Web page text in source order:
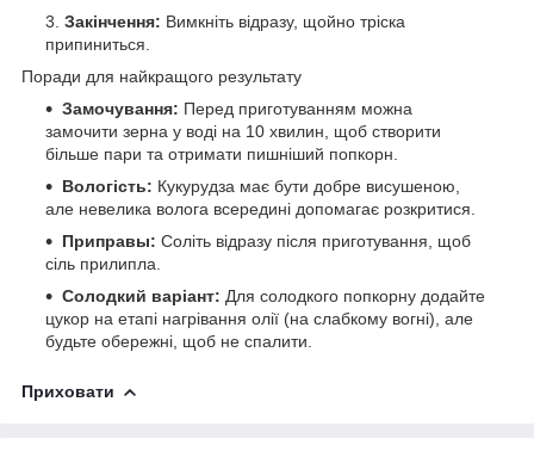
Закінчення: Вимкніть відразу, щойно тріска
припиниться.
Поради для найкращого результату
Замочування: Перед приготуванням можна
замочити зерна у воді на 10 хвилин, щоб створити
більше пари та отримати пишніший попкорн.
Вологість: Кукурудза має бути добре висушеною,
але невелика волога всередині допомагає розкритися.
Приправы: Соліть відразу після приготування, щоб
сіль прилипла.
Солодкий варіант: Для солодкого попкорну додайте
цукор на етапі нагрівання олії (на слабкому вогні), але
будьте обережні, щоб не спалити.
Приховати